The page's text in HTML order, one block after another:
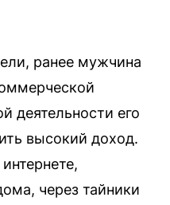
ранее мужчина
деятельности его
высокий доход.
через тайники